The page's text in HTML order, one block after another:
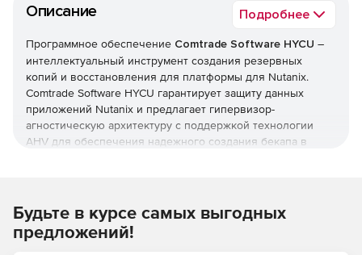
Описание Подробнее
Программное обеспечение Comtrade Software HYCU –
интеллектуальный инструмент создания резервных
копий и восстановления для платформы для Nutanix.
Comtrade Software HYCU гарантирует защиту данных
приложений Nutanix и предлагает гипервизор-
агностическую архитектуру с поддержкой технологии
AHV для обеспечения надежного создания бекапа в
Будьте в курсе самых выгодных
предложений!